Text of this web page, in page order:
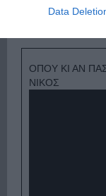
Data
Ψηφοφορία:4.0.
ΟΠΟΥ ΚΙ ΑΝ
ΝΙΚΟΣ